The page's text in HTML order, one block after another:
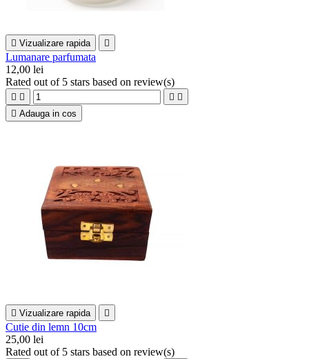
 Vizualizare rapida 
Lumanare parfumata
12,00 lei
Rated out of 5 stars based on review(s)
   
 Adauga in cos
 Vizualizare rapida 
Cutie din lemn 10cm
25,00 lei
Rated out of 5 stars based on review(s)